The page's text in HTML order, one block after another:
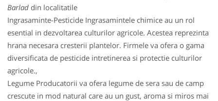
Barlad din localitatile
Ingrasaminte-Pesticide Ingrasamintele chimice au un rol
esential in dezvoltarea culturilor agricole. Acestea reprezinta
hrana necesara cresterii plantelor. Firmele va ofera o gama
diversificata de pesticide intretinerea si protectie culturilor
agricole.,
Legume Producatorii va ofera legume de sera sau de camp
crescute in mod natural care au un gust, aroma si miros mai